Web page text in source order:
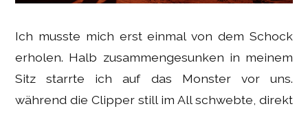
Ich musste mich erst einmal von dem Schock
erholen. Halb zusammengesunken in meinem
Sitz starrte ich auf das Monster vor uns.
während die Clipper still im All schwebte, direkt